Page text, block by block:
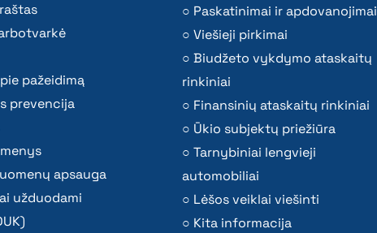
pažeidimą
prevencija
apsauga
užduodami
Paskatinimai ir apdovanojimai
Viešieji pirkimai
Biudžeto vykdymo ataskaitų
rinkiniai
Finansinių ataskaitų rinkiniai
Ūkio subjektų priežiūra
Tarnybiniai lengvieji
automobiliai
Lėšos veiklai viešinti
Kita informacija